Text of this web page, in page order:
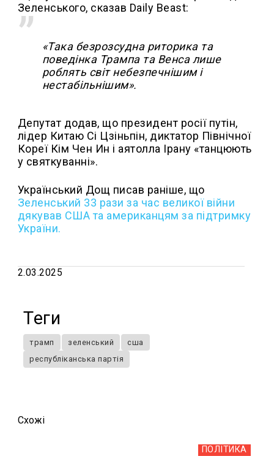
Зеленського, сказав Daily Beast:
«Така безрозсудна риторика та
поведінка Трампа та Венса лише
роблять світ небезпечнішим і
нестабільнішим».
Депутат додав, що президент росії путін,
лідер Китаю Сі Цзіньпін, диктатор Північної
Кореї Кім Чен Ин і аятолла Ірану «танцюють
у святкуванні».
Український Дощ писав раніше, що
Зеленський 33 рази за час великої війни
дякував США та американцям за підтримку
України.
2.03.2025
Теги
трамп зеленський
сша
республіканська партія
Схожi
ПОЛІТИКА